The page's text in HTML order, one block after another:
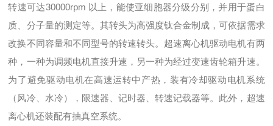
转速可达30000rpm 以上，能使亚细胞器分级分别，并用于蛋白
质、分子量的测定等。其转头为高强度钛合金制成，可依据需求
改换不同容量和不同型号的转速转头。超速离心机驱动电机有两
种，一种为调频电机直接升速，另一种为经过变速齿轮箱升速。
为了避免驱动电机在高速运转中产热，装有冷却驱动电机系统
（风冷、水冷），限速器、记时器、转速记载器等。此外，超速
离心机还装配有抽真空系统。